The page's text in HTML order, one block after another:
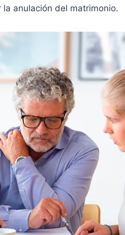
anulación del matrimonio.